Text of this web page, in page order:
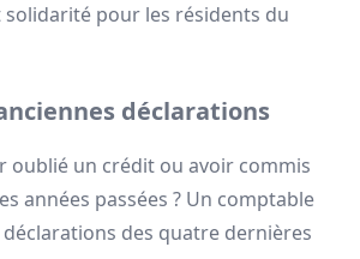
pour les résidents du
déclarations
oublié un crédit ou avoir commis
années passées ? Un comptable
des quatre dernières